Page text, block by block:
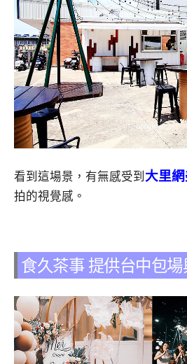
看到這場景，有無感受到 大里
拍的視覺感。
食久茶事 提供台中包